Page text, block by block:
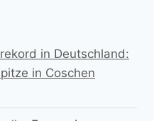
in Deutschland:
in Coschen